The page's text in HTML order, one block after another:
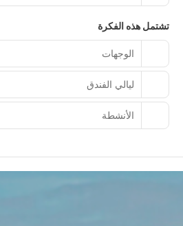
تشتمل هذه الفكرة
الوجهات
ليالي الفندق
الأنشطة